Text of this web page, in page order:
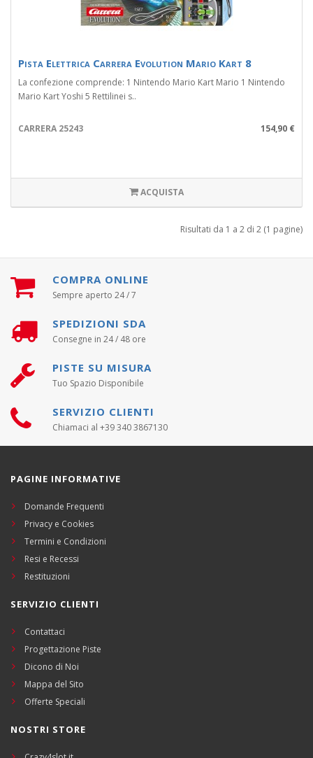
Pista Elettrica Carrera Evolution Mario Kart 8
La confezione comprende: 1 Nintendo Mario Kart Mario 1 Nintendo
Mario Kart Yoshi 5 Rettilinei s..
CARRERA 25243 154,90 €
ACQUISTA
Risultati da 1 a 2 di 2 (1 pagine)
COMPRA ONLINE
Sempre aperto 24 / 7
SPEDIZIONI SDA
Consegne in 24 / 48 ore
PISTE SU MISURA
Tuo Spazio Disponibile
SERVIZIO CLIENTI
Chiamaci al +39 340 3867130
PAGINE INFORMATIVE
Domande Frequenti
Privacy e Cookies
Termini e Condizioni
Resi e Recessi
Restituzioni
SERVIZIO CLIENTI
Contattaci
Progettazione Piste
Dicono di Noi
Mappa del Sito
Offerte Speciali
NOSTRI STORE